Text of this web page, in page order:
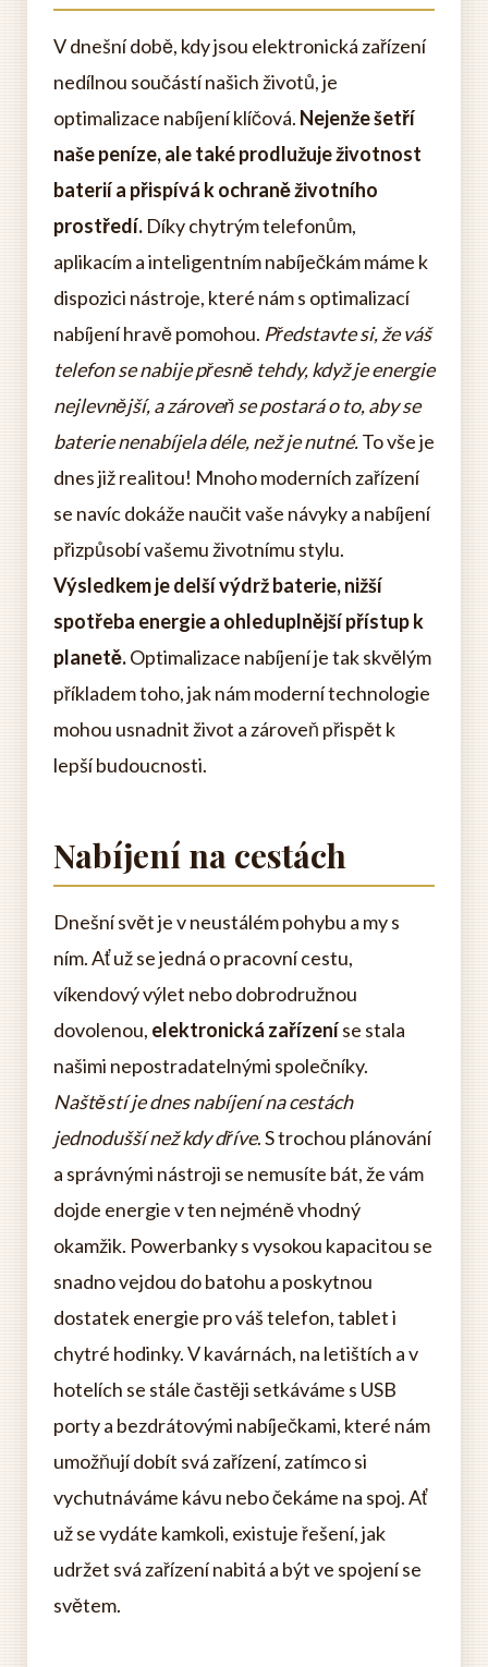
V dnešní době, kdy jsou elektronická zařízení
nedílnou součástí našich životů, je
optimalizace nabíjení klíčová. Nejenže šetří
naše peníze, ale také prodlužuje životnost
baterií a přispívá k ochraně životního
prostředí. Díky chytrým telefonům,
aplikacím a inteligentním nabíječkám máme k
dispozici nástroje, které nám s optimalizací
nabíjení hravě pomohou. Představte si, že váš
telefon se nabije přesně tehdy, když je energie
nejlevnější, a zároveň se postará o to, aby se
baterie nenabíjela déle, než je nutné.To vše je
dnes již realitou! Mnoho moderních zařízení
se navíc dokáže naučit vaše návyky a nabíjení
přizpůsobí vašemu životnímu stylu.
Výsledkem je delší výdrž baterie, nižší
spotřeba energie a ohleduplnější přístup k
planetě.Optimalizace nabíjení je tak skvělým
příkladem toho, jak nám moderní technologie
mohou usnadnit život a zároveň přispět k
lepší budoucnosti.
Nabíjení na cestách
Dnešní svět je v neustálém pohybu a my s
ním. Ať už se jedná o pracovní cestu,
víkendový výlet nebo dobrodružnou
dovolenou, elektronická zařízeníse stala
našimi nepostradatelnými společníky.
Naštěstí je dnes nabíjení na cestách
jednodušší než kdy dříve. S trochou plánování
a správnými nástroji se nemusíte bát, že vám
dojde energie v ten nejméně vhodný
okamžik. Powerbanky s vysokou kapacitou se
snadno vejdou do batohu a poskytnou
dostatek energie pro váš telefon, tablet i
chytré hodinky. V kavárnách, na letištích a v
hotelích se stále častěji setkáváme s USB
porty a bezdrátovými nabíječkami, které nám
umožňují dobít svá zařízení, zatímco si
vychutnáváme kávu nebo čekáme na spoj. Ať
už se vydáte kamkoli, existuje řešení, jak
udržet svá zařízení nabitá a být ve spojení se
světem.